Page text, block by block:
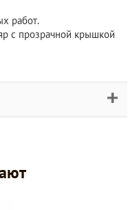
работ.
с прозрачной крышкой